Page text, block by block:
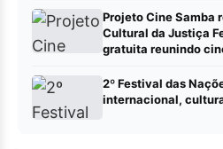
Projeto Cine Samba
Cultural da Justiça
gratuita reunindo
2º Festival das
internacional,